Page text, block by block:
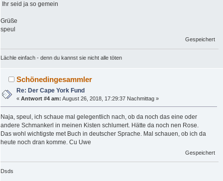
Ihr seid ja so gemein
Grüße
speul
Gespeichert
Lächle einfach - denn du kannst sie nicht alle töten
Schönedingesammler
Re: Der Cape York Fund
«Antwort #4 am: August 26, 2018, 17:29:37 Nachmittag »
Naja, speul, ich schaue mal gelegentlich nach, ob da noch das eine oder
andere Schmankerl in meinen Kisten schlumert. Hätte da noch nen Rose.
Das wohl wichtigste met Buch in deutscher Sprache. Mal schauen, ob ich da
heute noch dran komme. Cu Uwe
Gespeichert
Dsds